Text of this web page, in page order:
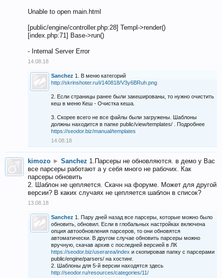
Unable to open main.html
[public/engine/controller.php:28] Templ->render()
[index.php:71] Base->run()
- Internal Server Error
14.08.18
Sanchez 1. В меню категорий
http://skrinshoter.ru/i/140818/V3y6BRuh.png
2. Если страницы ранее были закешированы, то нужно очистить
кеш в меню Кеш - Очистка кеша.
3. Скорее всего не все файлы были загружены. Шаблоны
должны находится в папке public/view/templates/ . Подробнее
https://seodor.biz/manual/templates
14.08.18
kimozo ► Sanchez 1.Парсеры не обновляются. в демо у Вас
все парсеры работают а у себя много не рабочих. Как
парсеры обновить
2. Шаблон не цепляется. Скачн на форуме. Может для другой
версии? В каких случаях не цепляется шаблон в список?
13.08.18
Sanchez 1. Пару дней назад все парсеры, которые можно было
обновить, обновил. Если в глобальных настройках включена
опция автообновления парсеров, то они обновятся
автоматически. В другом случае обновить парсеры можно
вручную, скачав архив с последней версией в ЛК
https://seodor.biz/userarea/index и скопировав папку с парсерами
public/engine/parsers/ на хостинг.
2. Шаблоны для 5-й версии находятся здесь
http://seodor.ru/resources/categories/11/